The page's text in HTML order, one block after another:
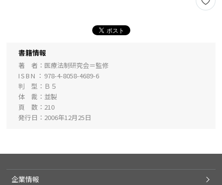
書籍情報
著 者
医療法制研究会＝監修
ISBN
978-4-8058-4689-6
判 型
Ｂ５
体 裁
並製
頁 数
210
発行日
2006年12月25日
企業情報